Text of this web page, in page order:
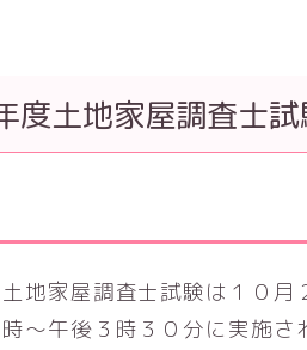
度土地家屋調査士
地家屋調査士試験は１０
～午後３時３０分に実施さ